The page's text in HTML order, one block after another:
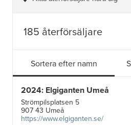
185 återförsäljare
Sortera efter namn
2024: Elgiganten Umeå
Strömpilsplatsen 5
907 43 Umeå
https://www.elgiganten.se/